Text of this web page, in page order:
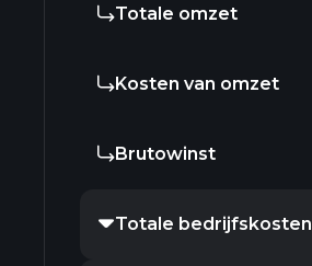
Totale omzet
Kosten van omzet
Brutowinst
Totale bedrijfskosten